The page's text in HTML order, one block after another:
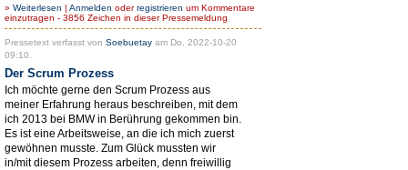
» Weiterlesen | Anmelden oderregistrieren um Kommentare
einzutragen - 3856 Zeichen in dieser Pressemeldung
Pressetext verfasst von Soebuetay am Do, 2022-10-20
09:10.
Der Scrum Prozess
Ich möchte gerne den Scrum Prozess aus
meiner Erfahrung heraus beschreiben, mit dem
ich 2013 bei BMW in Berührung gekommen bin.
Es ist eine Arbeitsweise, an die ich mich zuerst
gewöhnen musste. Zum Glück mussten wir
in/mit diesem Prozess arbeiten, denn freiwillig